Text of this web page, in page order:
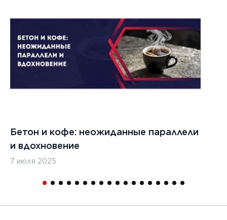
г.
1
Бетон и кофе: неожиданные параллели
и вдохновение
7 июля 2025